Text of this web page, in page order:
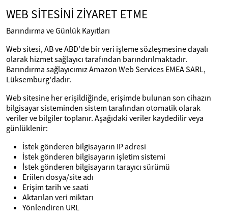
WEB SİTESİNİ ZİYARET ETME
Barındırma ve Günlük Kayıtları
Web sitesi, AB ve ABD'de bir veri işleme sözleşmesine dayalı
olarak hizmet sağlayıcı tarafından barındırılmaktadır.
Barındırma sağlayıcımız Amazon Web Services EMEA SARL,
Lüksemburg'dadır.
Web sitesine her erişildiğinde, erişimde bulunan son cihazın
bilgisayar sisteminden sistem tarafından otomatik olarak
veriler ve bilgiler toplanır. Aşağıdaki veriler kaydedilir veya
günlüklenir:
İstek gönderen bilgisayarın IP adresi
İstek gönderen bilgisayarın işletim sistemi
İstek gönderen bilgisayarın tarayıcı sürümü
Eriilen dosya/site adı
Erişim tarih ve saati
Aktarılan veri miktarı
Yönlendiren URL